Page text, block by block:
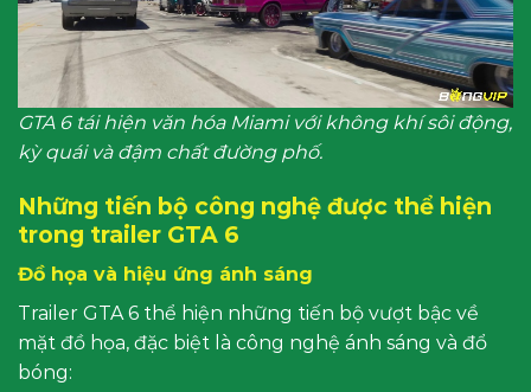
GTA 6 tái hiện văn hóa Miami với không khí sôi động,
kỳ quái và đậm chất đường phố.
Những tiến bộ công nghệ được thể hiện
trong trailer GTA 6
Đồ họa và hiệu ứng ánh sáng
Trailer GTA 6 thể hiện những tiến bộ vượt bậc về
mặt đồ họa, đặc biệt là công nghệ ánh sáng và đổ
bóng: